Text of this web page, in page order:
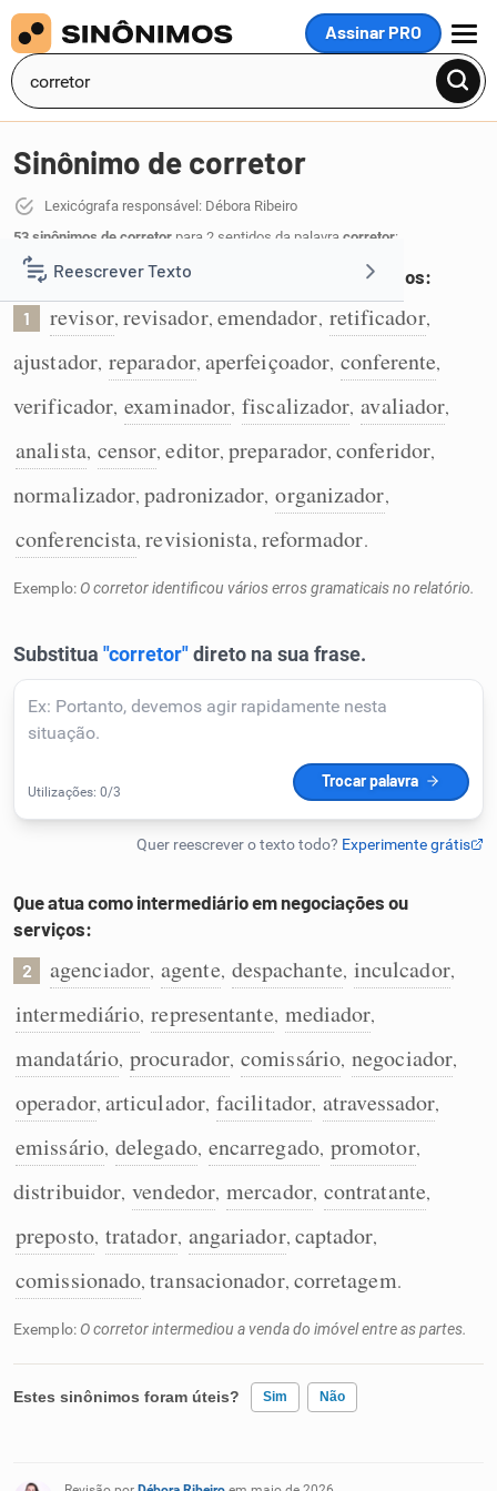
Assinar PRO
MENU
Reescrever Texto
Resumir Texto
Corrigir Texto
Detector de IA
Cata-letras
Conexões
Dicionário
Sinônimo de corretor
Lexicógrafa responsável: Débora Ribeiro
53 sinônimos de corretor para 2 sentidos da palavra corretor:
Que revisa ou corrige textos, provas ou conteúdos:
1 revisor, revisador, emendador, retificador,
ajustador, reparador, aperfeiçoador, conferente,
verificador, examinador, fiscalizador, avaliador,
analista, censor,editor,preparador,conferidor,
normalizador,padronizador, organizador,
conferencista,revisionista, reformador.
Exemplo: O corretor identificou vários erros gramaticais no relatório.
Que atua como intermediário em negociações ou
serviços:
2 agenciador, agente, despachante, inculcador,
intermediário, representante, mediador,
mandatário, procurador, comissário, negociador,
operador, articulador, facilitador, atravessador,
emissário, delegado, encarregado, promotor,
distribuidor, vendedor, mercador, contratante,
preposto, tratador, angariador, captador,
comissionado,transacionador, corretagem.
Exemplo: O corretor intermediou a venda do imóvel entre as partes.
Estes sinônimos foram úteis? Sim Não